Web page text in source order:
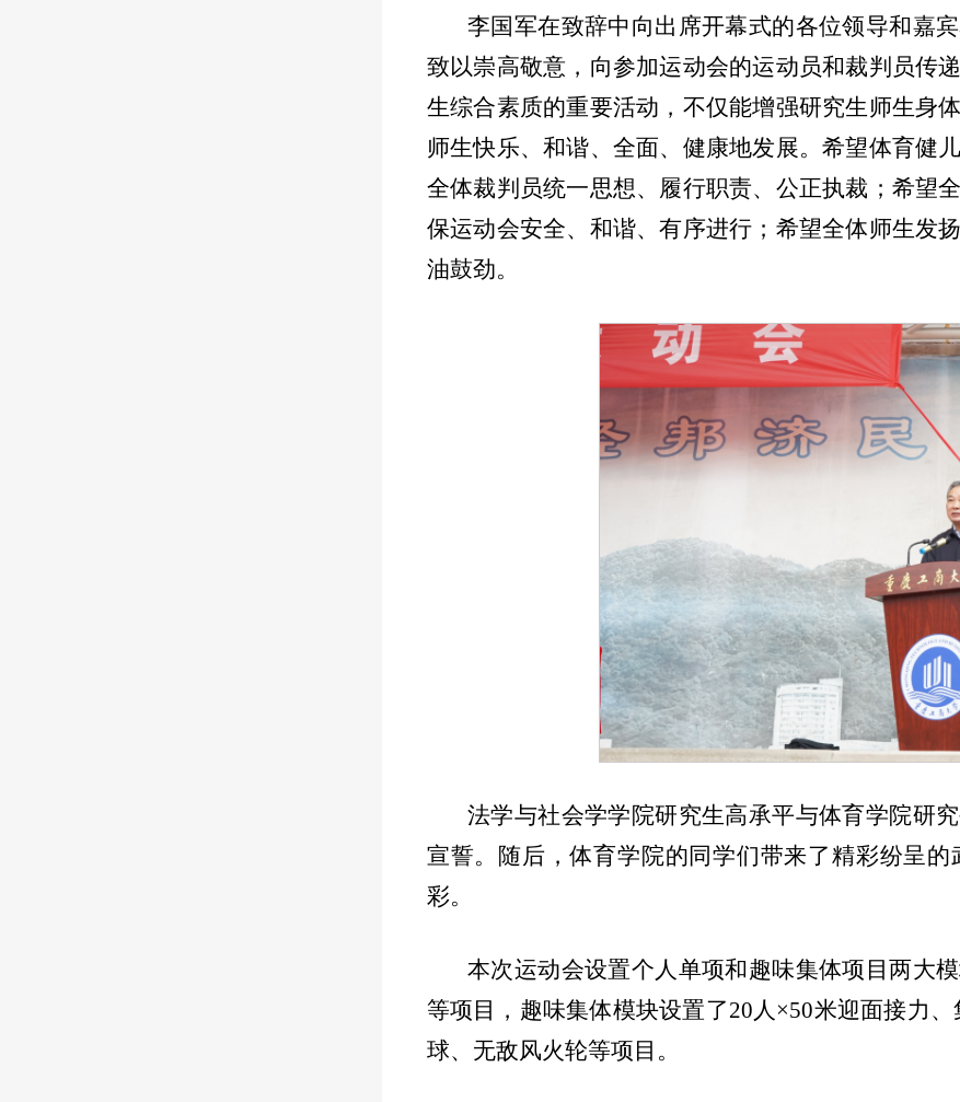
李国军在致辞中向出席开幕式的各位领导和嘉
致以崇高敬意，向参加运动会的运动员和裁判员传
生综合素质的重要活动，不仅能增强研究生师生身
师生快乐、和谐、全面、健康地发展。希望体育健
全体裁判员统一思想、履行职责、公正执裁；希望
保运动会安全、和谐、有序进行；希望全体师生发
油鼓劲。
法学与社会学学院研究生高承平与体育学院研
宣誓。随后，体育学院的同学们带来了精彩纷呈
彩。
本次运动会设置个人单项和趣味集体项目两大
等项目，趣味集体模块设置了20人×50米迎面接力
球、无敌风火轮等项目。